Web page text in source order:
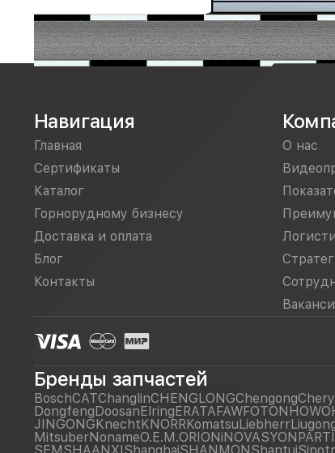
Навигация
Главная
Сертификаты
Каталог
Горнорудному бизнесу
Доставка и оплата
Блог
Контакты
О нас
Бренды запчастей
BoschCATChanglinCHENGLONGChengongChery
DongfengDoosanElringERATAFAWFOTONHOWO
JINGONGKnechtKNORRKomatsuLiebherr
MitsuberNonameO.E.M.ORIONiNOVASYON